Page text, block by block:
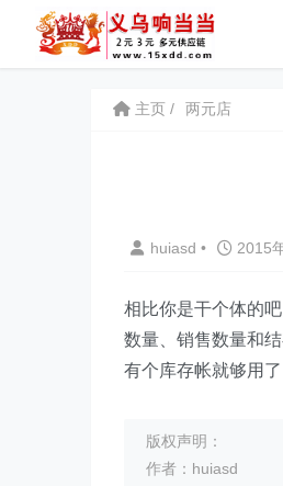
主页 两元店
huiasd • 2015
相比你是干个体的吧
数量、销售数量和
有个库存帐就够用了
版权声明：
作者：huiasd